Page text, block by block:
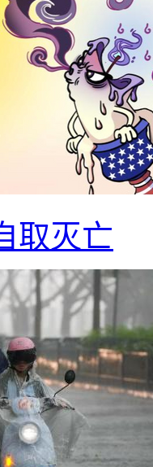
取灭亡